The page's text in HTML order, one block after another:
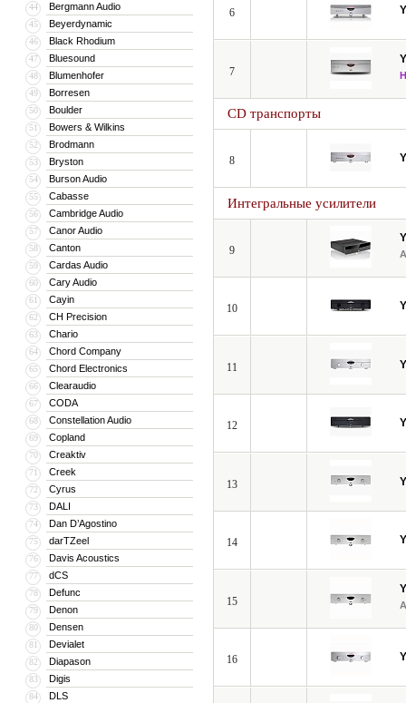
44 Bergmann Audio
45 Beyerdynamic
46 Black Rhodium
47 Bluesound
48 Blumenhofer
49 Borresen
50 Boulder
51 Bowers & Wilkins
52 Brodmann
53 Bryston
54 Burson Audio
55 Cabasse
56 Cambridge Audio
57 Canor Audio
58 Canton
59 Cardas Audio
60 Cary Audio
61 Cayin
62 CH Precision
63 Chario
64 Chord Company
65 Chord Electronics
66 Clearaudio
67 CODA
68 Constellation Audio
69 Copland
70 Creaktiv
71 Creek
72 Cyrus
73 DALI
74 Dan D’Agostino
75 darTZeel
76 Davis Acoustics
77 dCS
78 Defunc
79 Denon
80 Densen
81 Devialet
82 Diapason
83 Digis
84 DLS
6
7
CD транспорты
8
Интегральные усилители
9
10
11
12
13
14
15
16